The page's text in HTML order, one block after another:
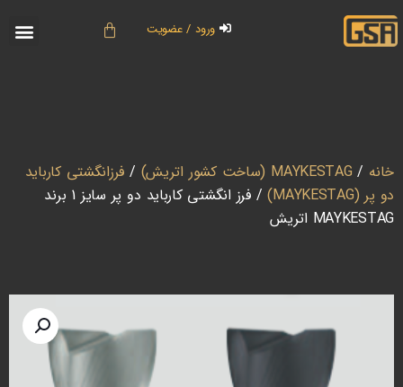
ورود / عضویت
خانه / MAYKESTAG (ساخت کشور اتریش) /فرزانگشتی کارباید
دو پر (MAYKESTAG)
/ فرز انگشتی کارباید دو پر سایز 1 برند
MAYKESTAG اتریش